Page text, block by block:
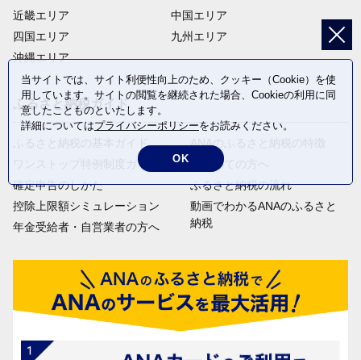
近畿エリア
四国エリア
沖縄エリア
中国エリア
九州エリア
ふるさと納税ガイド
ふるさと納税の基本ガイド
ワンストップ特例制度ガイド
確定申告のしかた
控除上限額シミュレーション
年金受給者・自営業者の方へ
ANAのふるさと納税の特徴
はじめての方へ
ふるさと納税の流れ
動画でわかるANAのふるさと
納税
当サイトでは、サイト利便性向上のため、クッキー（Cookie）を使
用しています。サイトの閲覧を継続された場合、Cookieの利用に同
意したことものといたします。
詳細についてはプライバシーポリシーをお読みください。
OK